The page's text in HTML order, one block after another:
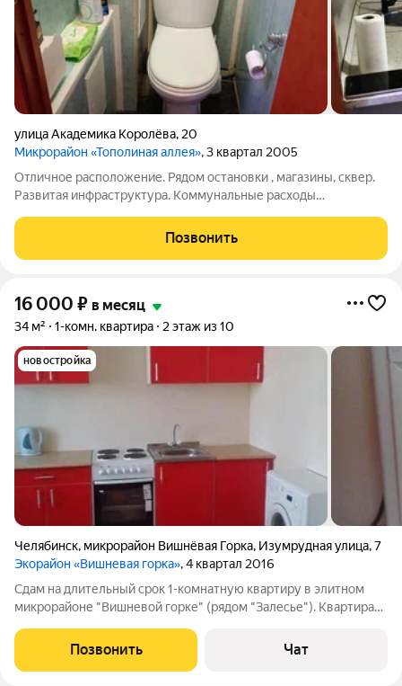
улица Академика Королёва, 20
Микрорайон «Тополиная аллея», 3 квартал 2005
Отличное расположение. Рядом остановки , магазины, сквер.
Развитая инфраструктура. Коммунальные расходы
отопление). Есть диван-кровать, шкаф-купе, холодильник
двухкамерный, стиральная
Позвонить
16 000 ₽ в месяц
34 м² 1-комн. квартира 2 этаж из 10
новостройка
Челябинск, микрорайон Вишнёвая Горка, Изумрудная улица,7
Экорайон «Вишневая горка», 4 квартал 2016
Сдам на длительный срок 1-комнатную квартиру в элитном
микрорайоне "Вишневой горке" (рядом "Залесье"). Квартира
ремонтом. Есть всё для комфортного проживания:
холодильник, стиральная
Позвонить Чат